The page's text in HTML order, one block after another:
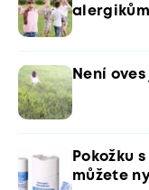
Není
Pokožku
můžete